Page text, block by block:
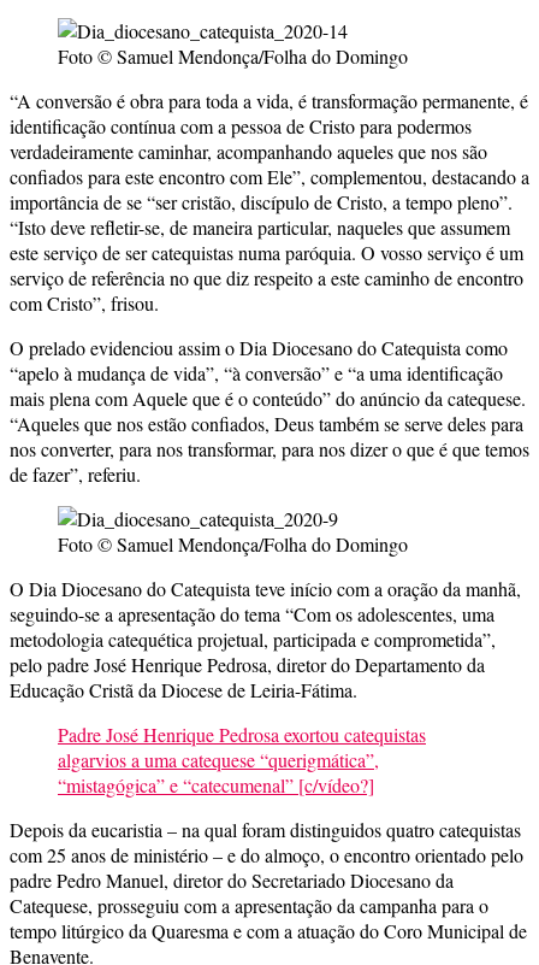
Foto © Samuel Mendonça/Folha do Domingo
“A conversão é obra para toda a vida, é transformação permanente, é
identificação contínua com a pessoa de Cristo para podermos
verdadeiramente caminhar, acompanhando aqueles que nos são
confiados para este encontro com Ele”, complementou, destacando a
importância de se “ser cristão, discípulo de Cristo, a tempo pleno”.
“Isto deve refletir-se, de maneira particular, naqueles que assumem
este serviço de ser catequistas numa paróquia. O vosso serviço é um
serviço de referência no que diz respeito a este caminho de encontro
com Cristo”, frisou.
O prelado evidenciou assim o Dia Diocesano do Catequista como
“apelo à mudança de vida”, “à conversão” e “a uma identificação
mais plena com Aquele que é o conteúdo” do anúncio da catequese.
“Aqueles que nos estão confiados, Deus também se serve deles para
nos converter, para nos transformar, para nos dizer o que é que temos
de fazer”, referiu.
Foto © Samuel Mendonça/Folha do Domingo
O Dia Diocesano do Catequista teve início com a oração da manhã,
seguindo-se a apresentação do tema “Com os adolescentes, uma
metodologia catequética projetual, participada e comprometida”,
pelo padre José Henrique Pedrosa, diretor do Departamento da
Educação Cristã da Diocese de Leiria-Fátima.
Padre José Henrique Pedrosa exortou catequistas
algarvios a uma catequese “querigmática”,
“mistagógica” e “catecumenal” [c/vídeo?]
Depois da eucaristia – na qual foram distinguidos quatro catequistas
com 25 anos de ministério – e do almoço, o encontro orientado pelo
padre Pedro Manuel, diretor do Secretariado Diocesano da
Catequese, prosseguiu com a apresentação da campanha para o
tempo litúrgico da Quaresma e com a atuação do Coro Municipal de
Benavente.